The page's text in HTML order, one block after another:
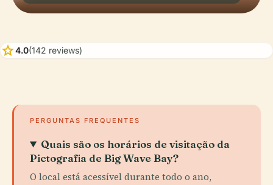
star4.0(142 reviews)
PERGUNTAS FREQUENTES
Quais são os horários de visitação da
Pictografia de Big Wave Bay?
O local está acessível durante todo o ano,